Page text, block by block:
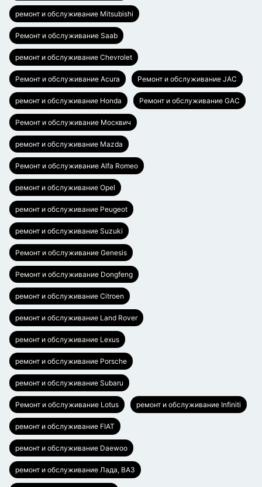
ремонт и обслуживание Mitsubishi
Ремонт и обслуживание Saab
ремонт и обслуживание Chevrolet
Ремонт и обслуживание Acura Ремонт и обслуживание JAC
ремонт и обслуживание Honda Ремонт и обслуживание GAC
Ремонт и обслуживание Москвич
ремонт и обслуживание Mazda
Ремонт и обслуживание Alfa Romeo
ремонт и обслуживание Opel
ремонт и обслуживание Peugeot
ремонт и обслуживание Suzuki
Ремонт и обслуживание Genesis
Ремонт и обслуживание Dongfeng
ремонт и обслуживание Citroen
ремонт и обслуживание Land Rover
ремонт и обслуживание Lexus
ремонт и обслуживание Porsche
ремонт и обслуживание Subaru
Ремонт и обслуживание Lotus ремонт и обслуживание Infiniti
ремонт и обслуживание FIAT
ремонт и обслуживание Daewoo
ремонт и обслуживание Лада, ВАЗ